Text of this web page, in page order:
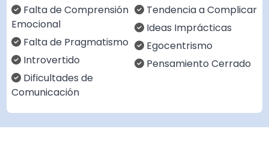
Falta de Comprensión
Emocional
Falta de Pragmatismo
Introvertido
Dificultades de
Comunicación
Tendencia a Complicar
Ideas Imprácticas
Egocentrismo
Pensamiento Cerrado